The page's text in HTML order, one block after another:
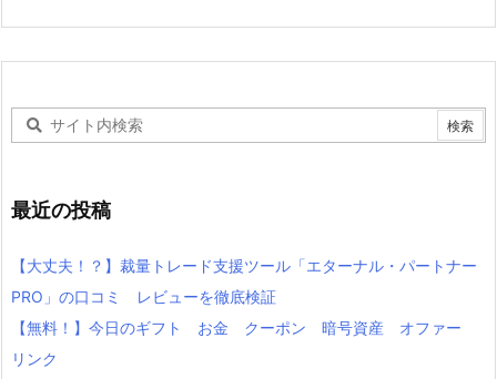
最近の投稿
【大丈夫！？】裁量トレード支援ツール「エターナル・パートナー
PRO」の口コミ レビューを徹底検証
【無料！】今日のギフト お金 クーポン 暗号資産 オファー
リンク